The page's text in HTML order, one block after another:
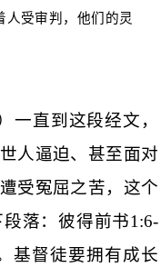
人受审判，他们的灵
一直到这段经文，
人逼迫、甚至面对
受冤屈之苦，这个
落：彼得前书1:6-
基督徒要拥有成长